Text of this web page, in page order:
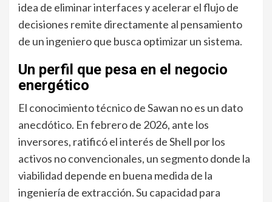
idea de eliminar interfaces y acelerar el flujo de
decisiones remite directamente al pensamiento
de un ingeniero que busca optimizar un sistema.
Un perfil que pesa en el negocio
energético
El conocimiento técnico de Sawan no es un dato
anecdótico. En febrero de 2026, ante los
inversores, ratificó el interés de Shell por los
activos no convencionales, un segmento donde la
viabilidad depende en buena medida de la
ingeniería de extracción. Su capacidad para